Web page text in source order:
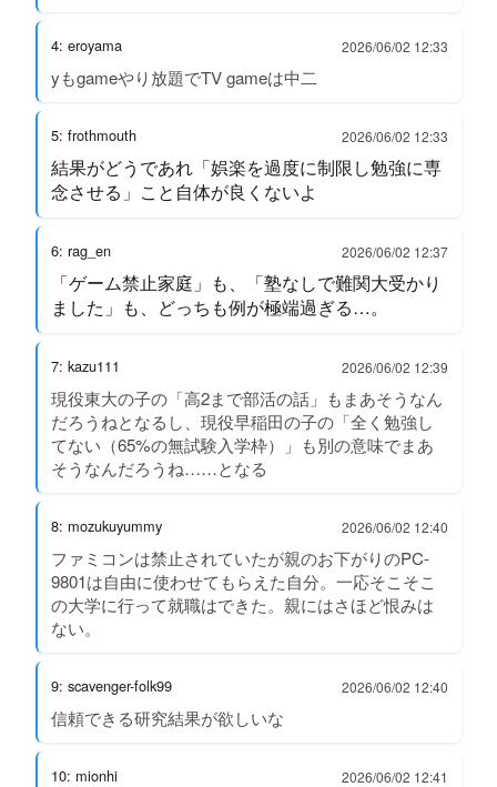
4: eroyama 2026/06/02 12:33
yもgameやり放題でTV gameは中二
5: frothmouth 2026/06/02 12:33
結果がどうであれ「娯楽を過度に制限し勉強に専
念させる」こと自体が良くないよ
6: rag_en 2026/06/02 12:37
「ゲーム禁止家庭」も、「塾なしで難関大受かり
ました」も、どっちも例が極端過ぎる…。
7: kazu111 2026/06/02 12:39
現役東大の子の「高2まで部活の話」もまあそうなん
だろうねとなるし、現役早稲田の子の「全く勉強し
てない（65%の無試験入学枠）」も別の意味でまあ
そうなんだろうね……となる
8: mozukuyummy 2026/06/02 12:40
ファミコンは禁止されていたが親のお下がりのPC-
9801は自由に使わせてもらえた自分。一応そこそこ
の大学に行って就職はできた。親にはさほど恨みは
ない。
9: scavenger-folk99 2026/06/02 12:40
信頼できる研究結果が欲しいな
10: mionhi 2026/06/02 12:41